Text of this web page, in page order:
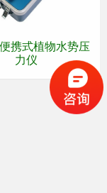
携式植物水势压
力仪